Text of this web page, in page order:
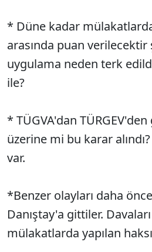
* Düne kadar
arasında puan
uygulama neden terk
ile?
* TÜGVA'dan
üzerine mi bu karar
var.
*Benzer olayları daha
Danıştay'a gittiler.
mülakatlarda yapılan